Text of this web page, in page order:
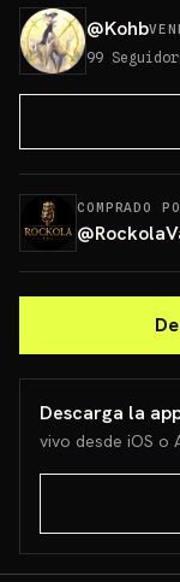
@Kohb
99
COMPRADO
@
Descarga la
vivo desde iOS o